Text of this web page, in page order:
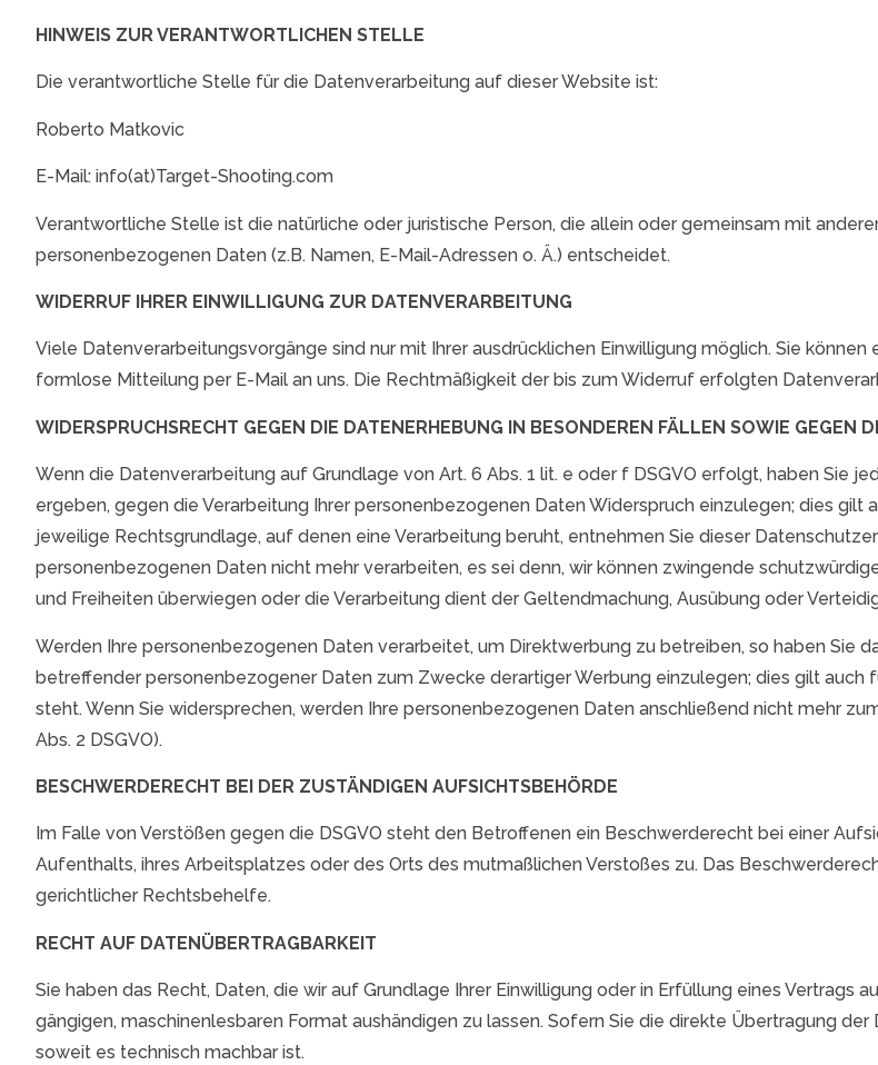
HINWEIS ZUR VERANTWORTLICHEN STELLE
Die verantwortliche Stelle für die Datenverarbeitung auf dieser Website ist:
Roberto Matkovic
E-Mail: info(at)Target-Shooting.com
Verantwortliche Stelle ist die natürliche oder juristische Person, die allein oder gemeinsam mit
personenbezogenen Daten (z.B. Namen, E-Mail-Adressen o. Ä.) entscheidet.
WIDERRUF IHRER EINWILLIGUNG ZUR DATENVERARBEITUNG
Viele Datenverarbeitungsvorgänge sind nur mit Ihrer ausdrücklichen Einwilligung möglich. Sie
formlose Mitteilung per E-Mail an uns. Die Rechtmäßigkeit der bis zum Widerruf erfolgten
WIDERSPRUCHSRECHT GEGEN DIE DATENERHEBUNG IN BESONDEREN FÄLLEN SOWIE GEGEN
Wenn die Datenverarbeitung auf Grundlage von Art. 6 Abs. 1 lit. e oder f DSGVO erfolgt, haben Sie
ergeben, gegen die Verarbeitung Ihrer personenbezogenen Daten Widerspruch einzulegen; dies
jeweilige Rechtsgrundlage, auf denen eine Verarbeitung beruht, entnehmen Sie dieser
personenbezogenen Daten nicht mehr verarbeiten, es sei denn, wir können zwingende
und Freiheiten überwiegen oder die Verarbeitung dient der Geltendmachung, Ausübung oder
Werden Ihre personenbezogenen Daten verarbeitet, um Direktwerbung zu betreiben, so haben Sie
betreffender personenbezogener Daten zum Zwecke derartiger Werbung einzulegen; dies gilt auch
steht. Wenn Sie widersprechen, werden Ihre personenbezogenen Daten anschließend nicht mehr
Abs. 2 DSGVO).
BESCHWERDERECHT BEI DER ZUSTÄNDIGEN AUFSICHTSBEHÖRDE
Im Falle von Verstößen gegen die DSGVO steht den Betroffenen ein Beschwerderecht bei einer
Aufenthalts, ihres Arbeitsplatzes oder des Orts des mutmaßlichen Verstoßes zu. Das
gerichtlicher Rechtsbehelfe.
RECHT AUF DATENÜBERTRAGBARKEIT
Sie haben das Recht, Daten, die wir auf Grundlage Ihrer Einwilligung oder in Erfüllung eines Vertrags
gängigen, maschinenlesbaren Format aushändigen zu lassen. Sofern Sie die direkte Übertragung
soweit es technisch machbar ist.